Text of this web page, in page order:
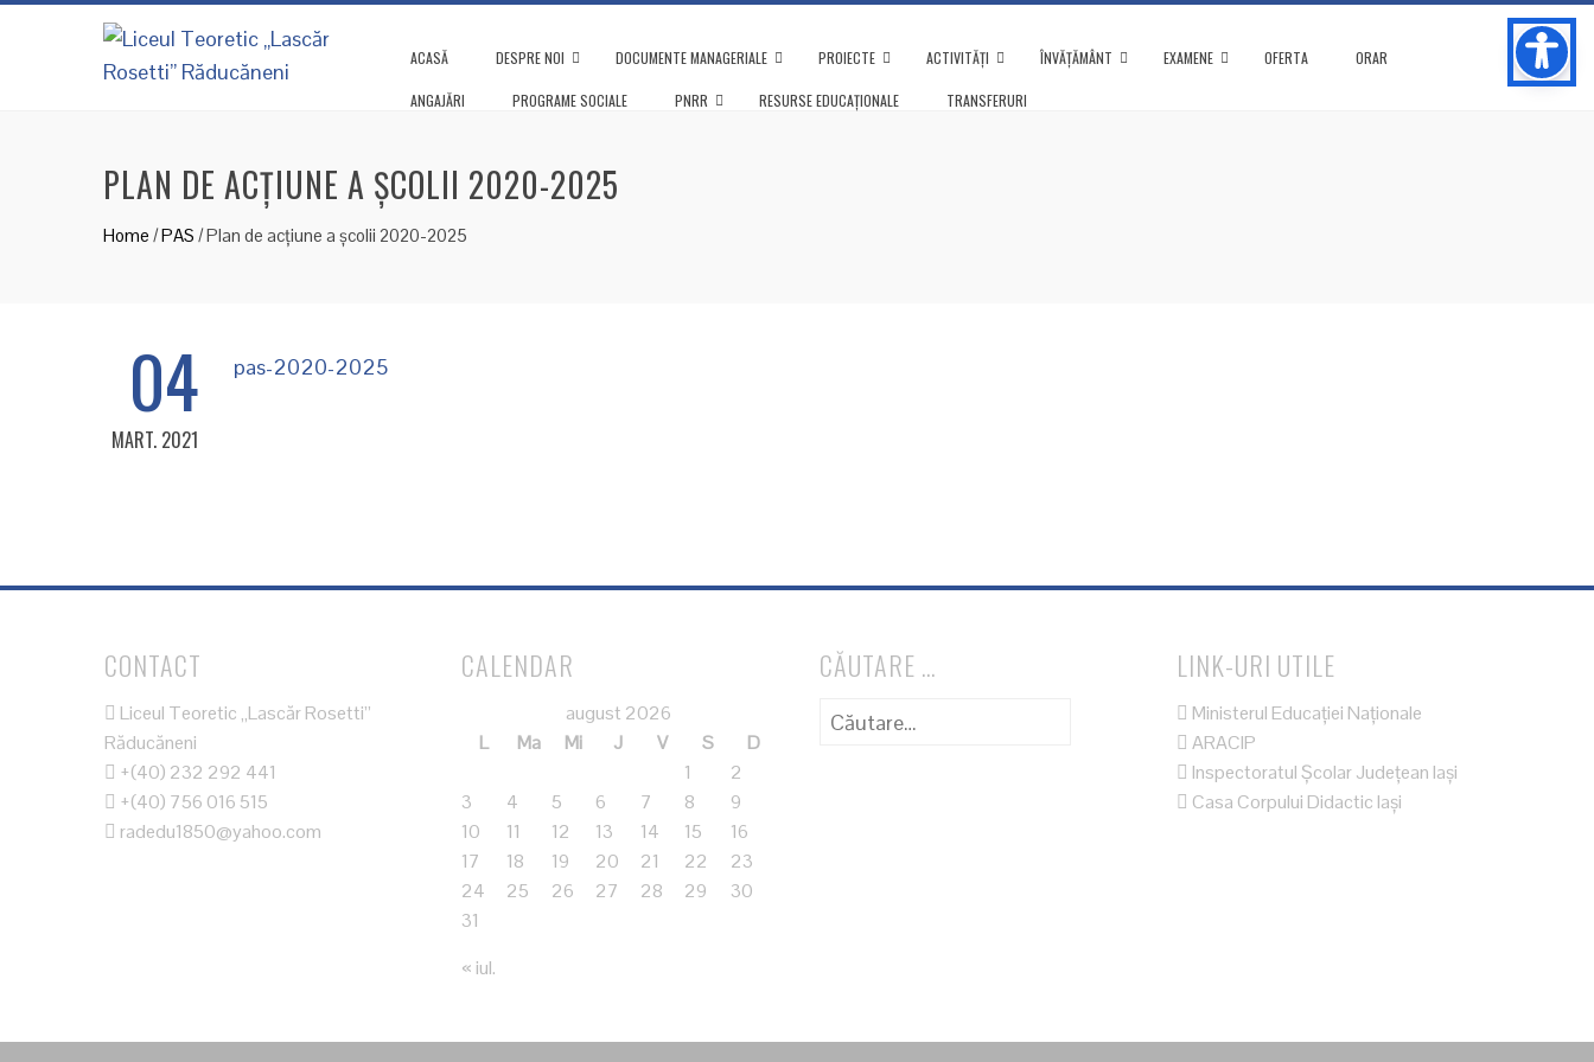
ACASĂ DESPRE NOI DOCUMENTE MANAGERIALE PROIECTE ACTIVITĂȚI ÎNVĂȚĂMÂNT EXAMENE OFERTA ORAR
ANGAJĂRI PROGRAME SOCIALE PNRR RESURSE EDUCAȚIONALE TRANSFERURI
PLAN DE ACȚIUNE A ȘCOLII 2020-2025
Home /PAS /Plan de acțiune a școlii 2020-2025
04
MART. 2021
pas-2020-2025
CONTACT
Liceul Teoretic „Lascăr Rosetti”
Răducăneni
+(40) 232 292 441
+(40) 756 016 515
radedu1850@yahoo.com
CALENDAR
august 2026
L
Ma Mi J V S
D
1
2
3
4 5 6 7 8
9
10
11 12 13 14 15
16
17
18 19 20 21 22
23
24
25 26 27 28 29
30
31
« iul.
CĂUTARE …
Caută
LINK-URI UTILE
Ministerul Educației Naționale
ARACIP
Inspectoratul Școlar Județean Iași
Casa Corpului Didactic Iași